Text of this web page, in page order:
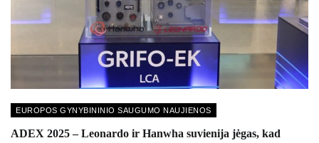
EUROPOS GYNYBININIO SAUGUMO NAUJIENOS
ADEX 2025 – Leonardo ir Hanwha suvienija jėgas, kad